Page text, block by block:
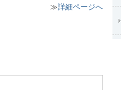
≫詳細ページへ